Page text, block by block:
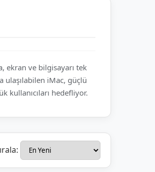
ekran ve bilgisayarı tek
ulaşılabilen iMac, güçlü
kullanıcıları hedefliyor.